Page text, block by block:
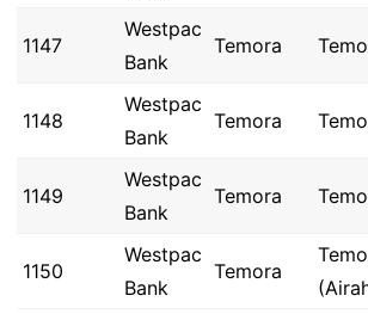
1147
Westpac
Bank
Temora
1148
Westpac
Bank
Temora
1149
Westpac
Bank
Temora
1150
Westpac
Bank
Temora